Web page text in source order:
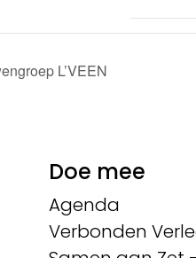
L’VEEN
Doe mee
Agenda
Verbonden